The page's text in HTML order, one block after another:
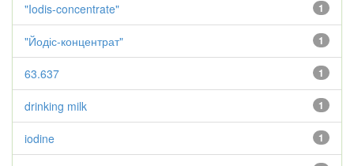
1
"Iodis-concentrate"
1
"Йодіс-концентрат"
1
63.637
1
drinking milk
1
iodine